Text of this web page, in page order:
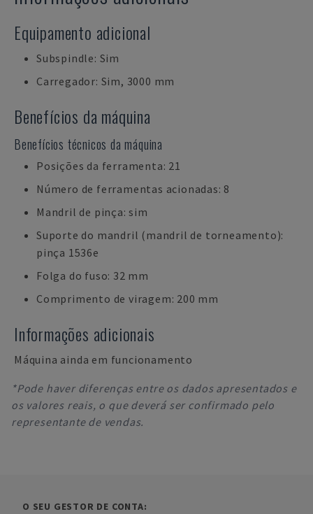
Equipamento adicional
Subspindle: Sim
Carregador: Sim, 3000 mm
Benefícios da máquina
Benefícios técnicos da máquina
Posições da ferramenta: 21
Número de ferramentas acionadas: 8
Mandril de pinça: sim
Suporte do mandril (mandril de torneamento):
pinça 1536e
Folga do fuso: 32 mm
Comprimento de viragem: 200 mm
Informações adicionais
Máquina ainda em funcionamento
*Pode haver diferenças entre os dados apresentados e
os valores reais, o que deverá ser confirmado pelo
representante de vendas.
O SEU GESTOR DE CONTA: